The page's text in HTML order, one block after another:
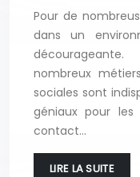
Pour de
dans un
nombreux
sociales sont
géniaux pour
contact…
LIRE LA SUITE